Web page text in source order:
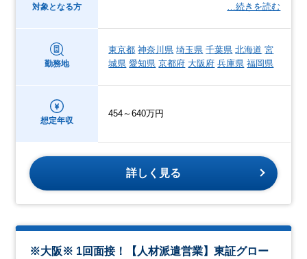
対象となる方
…続きを読む
勤務地
東京都 神奈川県 埼玉県 千葉県 北海道 宮
城県 愛知県 京都府 大阪府 兵庫県 福岡県
想定年収
454～640万円
詳しく見る
※大阪※ 1回面接！【人材派遣営業】東証グロー